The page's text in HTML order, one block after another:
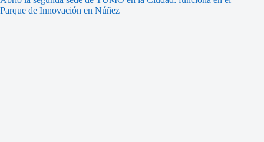
Parque de Innovación en Núñez